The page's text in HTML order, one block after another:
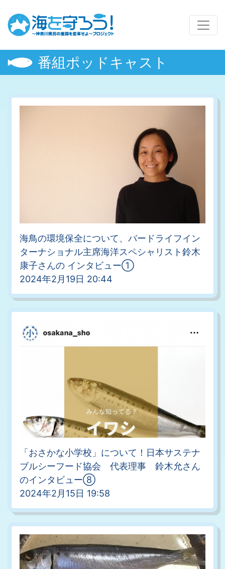
番組ポッドキャスト
海鳥の環境保全について、バードライフイン
ターナショナル主席海洋スペシャリスト鈴木
康子さんの インタビュー①
2024年2月19日 20:44
「おさかな小学校」について！日本サステナ
ブルシーフード協会 代表理事 鈴木允さん
のインタビュー⑧
2024年2月15日 19:58